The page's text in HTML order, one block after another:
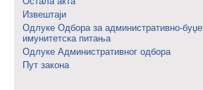
Извештаји
Одлуке Одбора за административно-
имунитетска питања
Одлуке Административног одбора
Пут закона